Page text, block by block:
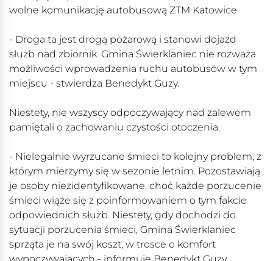
wolne komunikację autobusową ZTM Katowice.
- Droga ta jest drogą pożarową i stanowi dojazd
służb nad zbiornik. Gmina Świerklaniec nie rozważa
możliwości wprowadzenia ruchu autobusów w tym
miejscu - stwierdza Benedykt Guzy.
Niestety, nie wszyscy odpoczywający nad zalewem
pamiętali o zachowaniu czystości otoczenia.
- Nielegalnie wyrzucane śmieci to kolejny problem, z
którym mierzymy się w sezonie letnim. Pozostawiają
je osoby niezidentyfikowane, choć każde porzucenie
śmieci wiąże się z poinformowaniem o tym fakcie
odpowiednich służb. Niestety, gdy dochodzi do
sytuacji porzucenia śmieci, Gmina Świerklaniec
sprząta je na swój koszt, w trosce o komfort